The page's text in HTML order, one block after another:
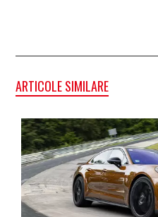
ARTICOLE SIMILARE